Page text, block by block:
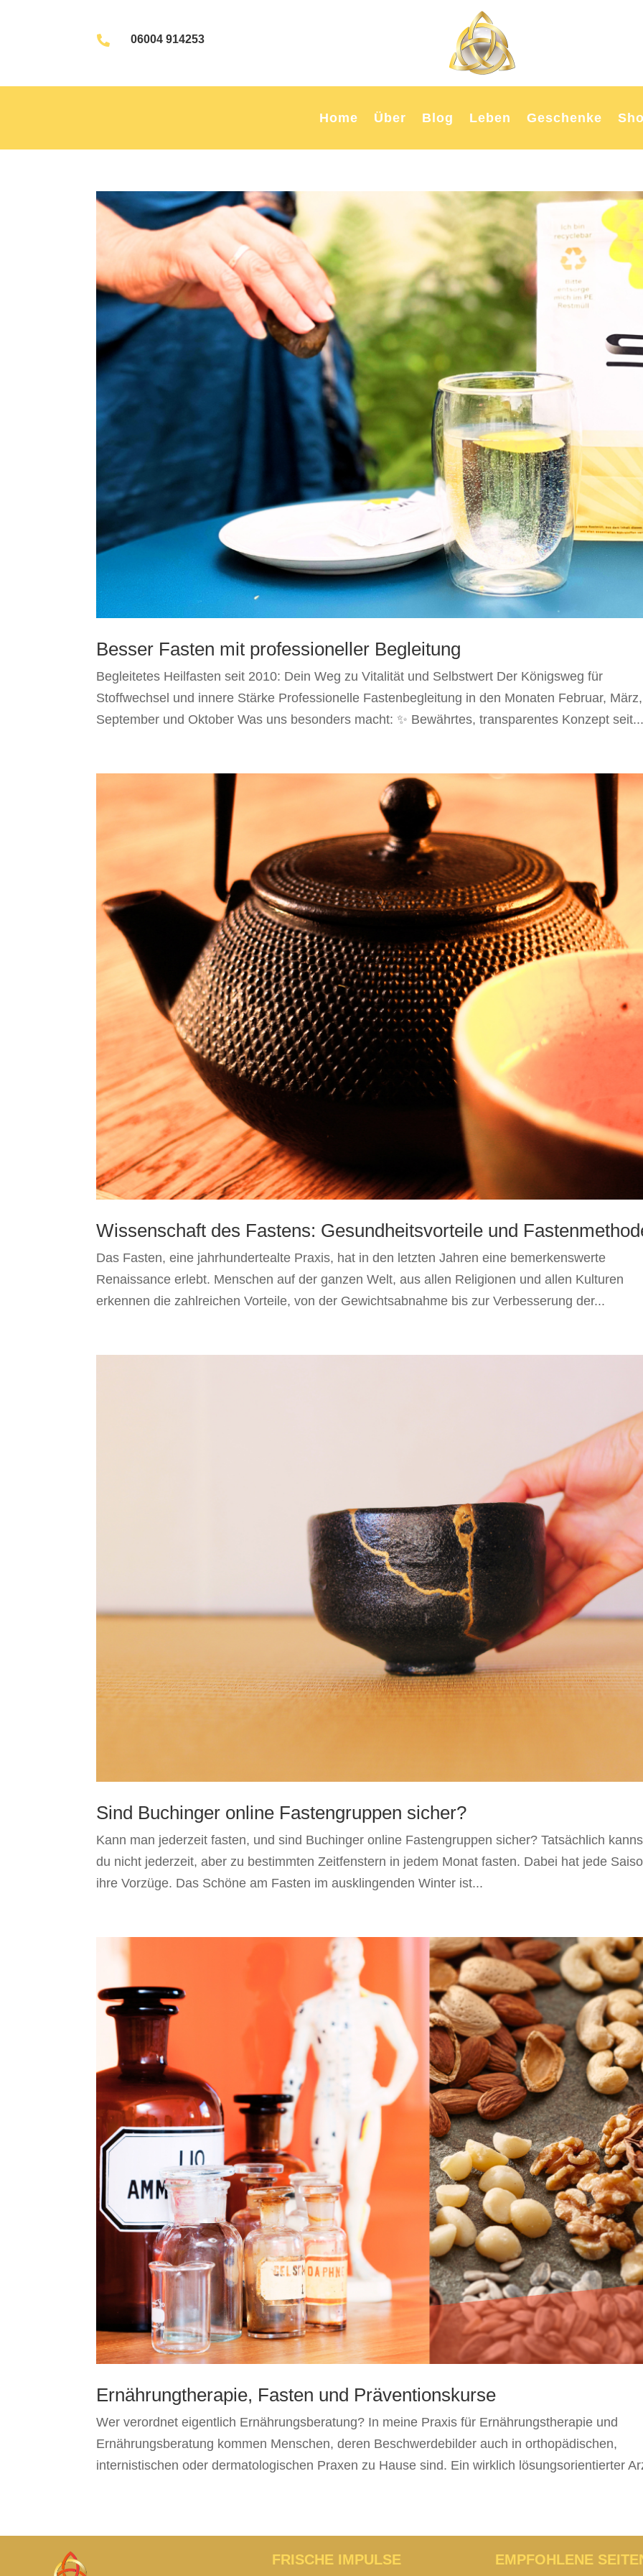
 06004 914253
Home Über Blog Leben Geschenke
Besser Fasten mit professioneller Begleitung
Begleitetes Heilfasten seit 2010: Dein Weg zu Vitalität und Selbstwert Der Königsweg für
Stoffwechsel und innere Stärke Professionelle Fastenbegleitung in den Monaten Februar, März,
September und Oktober Was uns besonders macht: ✨ Bewährtes, transparentes Konzept
Wissenschaft des Fastens: Gesundheitsvorteile und
Das Fasten, eine jahrhundertealte Praxis, hat in den letzten Jahren eine bemerkenswerte
Renaissance erlebt. Menschen auf der ganzen Welt, aus allen Religionen und allen Kulturen
erkennen die zahlreichen Vorteile, von der Gewichtsabnahme bis zur Verbesserung der...
Sind Buchinger online Fastengruppen sicher?
Kann man jederzeit fasten, und sind Buchinger online Fastengruppen sicher? Tatsächlich
du nicht jederzeit, aber zu bestimmten Zeitfenstern in jedem Monat fasten. Dabei hat jede
ihre Vorzüge. Das Schöne am Fasten im ausklingenden Winter ist...
Ernährungtherapie, Fasten und Präventionskurse
Wer verordnet eigentlich Ernährungsberatung? In meine Praxis für Ernährungstherapie und
Ernährungsberatung kommen Menschen, deren Beschwerdebilder auch in orthopädischen,
internistischen oder dermatologischen Praxen zu Hause sind. Ein wirklich lösungsorientierter
FRISCHE IMPULSE EMPFOHLENE